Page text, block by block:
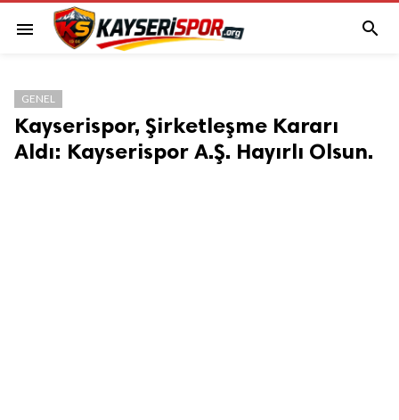
menu 
GENEL
Kayserispor, Şirketleşme Kararı
Aldı: Kayserispor A.Ş. Hayırlı Olsun.